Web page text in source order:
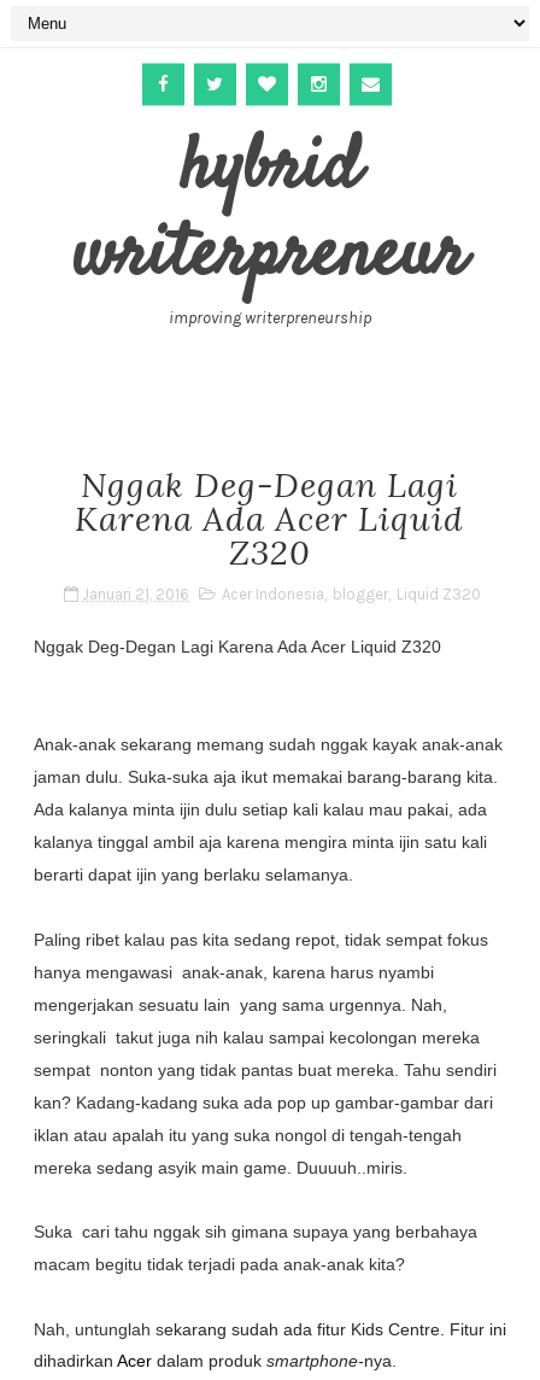
hybrid
writerpreneur
improving writerpreneurship
Nggak Deg-Degan Lagi
Karena Ada Acer Liquid
Z320
Januari 21, 2016 Acer Indonesia, blogger, Liquid Z320
Nggak Deg-Degan Lagi Karena Ada Acer Liquid Z320
Anak-anak sekarang memang sudah nggak kayak anak-anak
jaman dulu. Suka-suka aja ikut memakai barang-barang kita.
Ada kalanya minta ijin dulu setiap kali kalau mau pakai, ada
kalanya tinggal ambil aja karena mengira minta ijin satu kali
berarti dapat ijin yang berlaku selamanya.
Paling ribet kalau pas kita sedang repot, tidak sempat fokus
hanya mengawasi anak-anak, karena harus nyambi
mengerjakan sesuatu lain yang sama urgennya. Nah,
seringkali takut juga nih kalau sampai kecolongan mereka
sempat nonton yang tidak pantas buat mereka. Tahu sendiri
kan? Kadang-kadang suka ada pop up gambar-gambar dari
iklan atau apalah itu yang suka nongol di tengah-tengah
mereka sedang asyik main game. Duuuuh..miris.
Suka cari tahu nggak sih gimana supaya yang berbahaya
macam begitu tidak terjadi pada anak-anak kita?
Nah, untunglah sekarang sudah ada fitur Kids Centre. Fitur ini
dihadirkan Acerdalam produk smartphone-nya.